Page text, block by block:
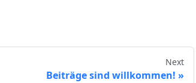
Next
Beiträge sind willkommen!